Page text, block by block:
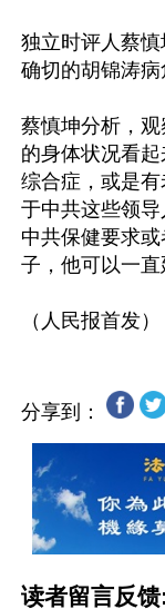
独立时评人蔡
确切的胡锦涛病
蔡慎坤分析，
的身体状况看
综合症，或是
于中共这些领
中共保健要求
子，他可以一
分享到：
读者留言反馈: